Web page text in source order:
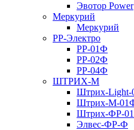
Эвотор Power
Меркурий
Меркурий
РР-Электро
РР-01Ф
РР-02Ф
РР-04Ф
ШТРИХ-М
Штрих-
Штрих-М-
Штрих-ФР-
Элвес-ФР-Ф